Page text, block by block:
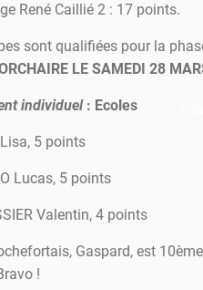
René Caillié 2 : 17 points.
sont qualifiées pour la
LE SAMEDI 28
individuel: Ecoles
5 points
Lucas, 5 points
Valentin, 4 points
Gaspard, est
!